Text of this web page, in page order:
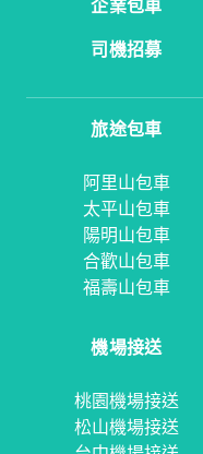
企業包車
司機招募
旅途包車
阿里山包車
太平山包車
陽明山包車
合歡山包車
福壽山包車
機場接送
桃園機場接送
松山機場接送